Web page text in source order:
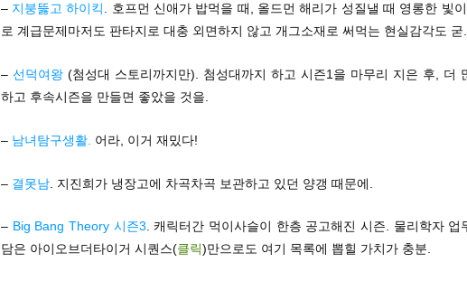
– 지붕뚫고 하이킥. 호프먼 신애가 밥먹을 때, 올드먼 해리가 성질낼 때 영롱한 빛
로 계급문제마저도 판타지로 대충 외면하지 않고 개그소재로 써먹는 현실감각도 굳.
– 선덕여왕(첨성대 스토리까지만). 첨성대까지 하고 시즌1을 마무리 지은 후, 더
하고 후속시즌을 만들면 좋았을 것을.
– 남녀탐구생활. 어라, 이거 재밌다!
– 결못남. 지진희가 냉장고에 차곡차곡 보관하고 있던 양갱 때문에.
– Big Bang Theory 시즌3. 캐릭터간 먹이사슬이 한층 공고해진 시즌. 물리학자 업
담은 아이오브더타이거 시퀀스(클릭)만으로도 여기 목록에 뽑힐 가치가 충분.